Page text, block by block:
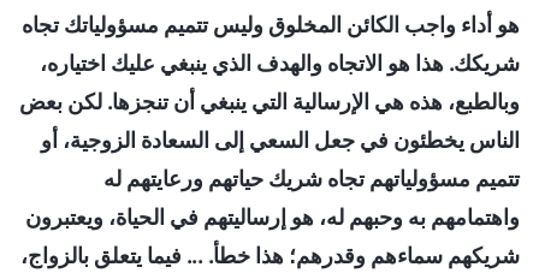
هو أداء واجب الكائن المخلوق وليس تتميم مسؤولياتك تجاه
شريكك. هذا هو الاتجاه والهدف الذي ينبغي عليك اختياره،
وبالطبع، هذه هي الإرسالية التي ينبغي أن تنجزها. لكن بعض
الناس يخطئون في جعل السعي إلى السعادة الزوجية، أو
تتميم مسؤولياتهم تجاه شريك حياتهم ورعايتهم له
واهتمامهم به وحبهم له، هو إرساليتهم في الحياة، ويعتبرون
شريكهم سماءهم وقدرهم؛ هذا خطأ. ... فيما يتعلق بالزواج،